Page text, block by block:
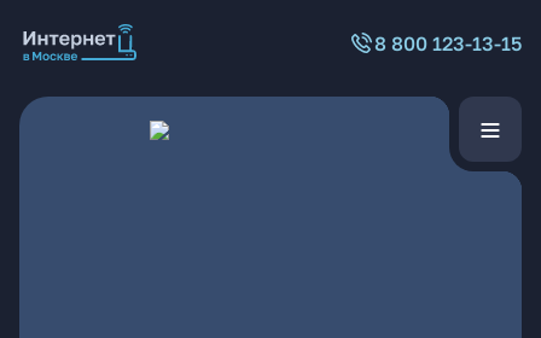
8 800 123-13-15